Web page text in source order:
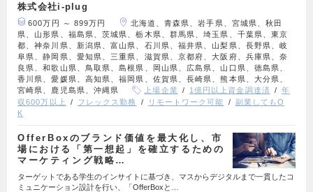
株式会社i-plug
600万円 ～ 899万円
北海道、青森県、岩手県、宮城県、秋田
県、山形県、福島県、茨城県、栃木県、群馬県、埼玉県、千葉県、東京
都、神奈川県、新潟県、富山県、石川県、福井県、山梨県、長野県、岐
阜県、静岡県、愛知県、三重県、滋賀県、京都府、大阪府、兵庫県、奈
良県、和歌山県、鳥取県、島根県、岡山県、広島県、山口県、徳島県、
香川県、愛媛県、高知県、福岡県、佐賀県、長崎県、熊本県、大分県、
宮崎県、鹿児島県、沖縄県
上場企業 1億円以上資金調達済
年
収600万以上
フレックス勤務 リモートワーク可能
副業してもO
K
OfferBoxのブランド価値を最大化し、市
場における「第一想起」を確立するための
マーケティング戦略…
ターゲットである学生のインサイトに基づき、マスからデジタルまで一貫したコ
ミュニケーション設計を行い、「OfferBoxと…